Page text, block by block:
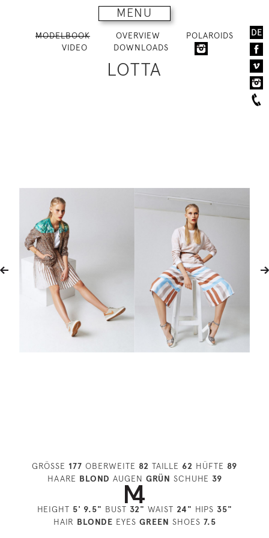
MENU
DE
MODELBOOK OVERVIEW
POLAROIDS
VIDEO
DOWNLOADS
LOTTA
GRÖSSE 177 OBERWEITE 82 TAILLE 62 HÜFTE 89
HAARE BLOND AUGEN GRÜN SCHUHE 39
HEIGHT 5' 9.5" BUST 32" WAIST 24" HIPS 35"
HAIR BLONDE EYES GREEN SHOES 7.5